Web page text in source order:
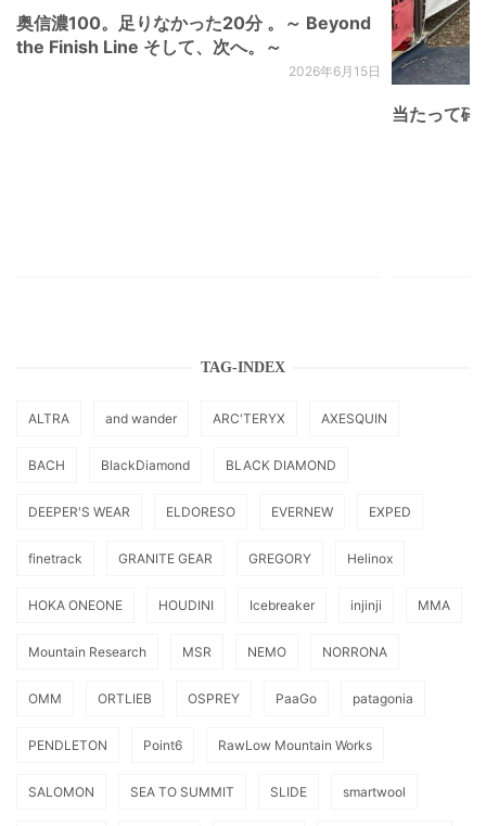
奥信濃100。足りなかった20分 。～ Beyond
the Finish Line そして、次へ。～
2026年6月15日
当たって砕
TAG-INDEX
ALTRA and wander ARC'TERYX AXESQUIN
BACH BlackDiamond BLACK DIAMOND
DEEPER'S WEAR ELDORESO EVERNEW EXPED
finetrack GRANITE GEAR GREGORY Helinox
HOKA ONEONE HOUDINI Icebreaker injinji MMA
Mountain Research MSR NEMO NORRONA
OMM ORTLIEB OSPREY PaaGo patagonia
PENDLETON Point6 RawLow Mountain Works
SALOMON SEA TO SUMMIT SLIDE smartwool